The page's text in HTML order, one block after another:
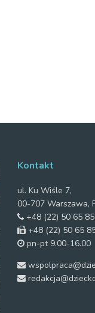
Kontakt
ul. Ku Wiśle 7,
00-707 Warszawa,
+48 (22) 50 65
+48 (22) 50 65
pn-pt 9.00-16.00